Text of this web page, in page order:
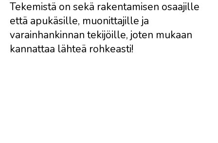
Tekemistä on sekä rakentamisen osaajille
että apukäsille, muonittajille ja
varainhankinnan tekijöille, joten mukaan
kannattaa lähteä rohkeasti!